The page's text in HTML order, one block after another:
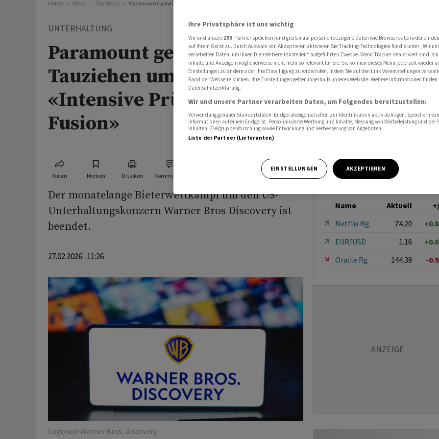
Home News Top News Paramount gewinnt Tauziehen um Warner - «Intensive Prüfung der Fusion»
UNTERHALTUNG
Paramount gewinnt
Tauziehen um Warner -
«Intensive Prüfung der
Fusion»
Teilen Merken Drucken Kommentare
Der monatelange Bieterwettkampf um den US-
Unterhaltungskonzern Warner Bros Discovery ist
beendet.
27.02.2026 11:26
Logo von Warner Bros. Discovery.
Name Aktuell
Netflix Rg
74.20
EUR/USD
1.16
Oracle Rg
144.39 -
Ihre Privatsphäre ist uns wichtig
Wir und unsere 293-Partner speichern und greifen auf personenbezogene Daten wie Browserdaten oder
auf Ihrem Gerät zu. Durch Auswahl von Akzeptieren aktivieren Sie Tracking-Technologien für die unter „Wir
verarbeiten Daten, um Ihnen Dienste bereitzustellen“ aufgeführten Zwecke. Wenn Tracker deaktiviert sind,
Inhalte und Anzeigen möglicherweise nicht mehr so relevant für Sie. Sie können dieses Menü jederzeit wieder
Einstellungen zu ändern oder Ihre Einwilligung zu widerrufen, indem Sie auf den Link Voreinstellungen
Rand der Webseite klicken. Ihre Einstellungen gelten innerhalb unseres Website. Weitere Informationen finden
Datenschutzerklärung.
Wir und unsere Partner verarbeiten Daten, um Folgendes bereitzustellen:
Verwendung genauer Standortdaten. Endgeräteeigenschaften zur Identifikation aktiv abfragen. Speichern
Informationen auf einem Endgerät. Personalisierte Werbung und Inhalte, Messung von Werbeleistung und der
Inhalten, Zielgruppenforschung sowie Entwicklung und Verbesserung von Angeboten.
Liste der Partner (Lieferanten)
EINSTELLUNGEN AKZEPTIEREN